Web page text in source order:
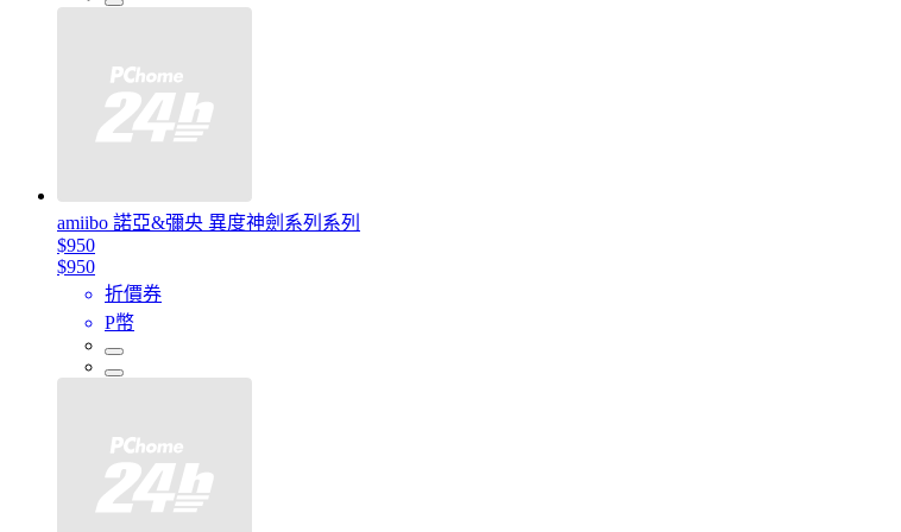
amiibo 諾亞&彌央 異度神劍系列系列
$950
$950
折價券
P幣